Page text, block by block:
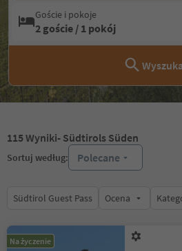
Goście i pokoje
2 goście / 1 pokój
115Wyniki- Südtirols Süden
Sortuj według: Polecane
Südtirol Guest Pass Ocena
Na życzenie